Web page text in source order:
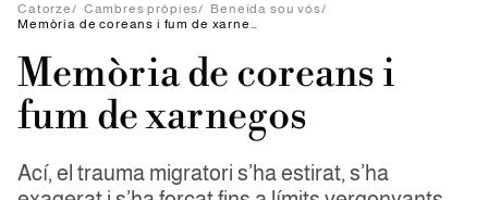
Catorze/ Cambres pròpies/ Beneïda sou vós/
Memòria de coreans i fum de xarnegos
Memòria de coreans i
fum de xarnegos
Ací, el trauma migratori s’ha estirat, s’ha